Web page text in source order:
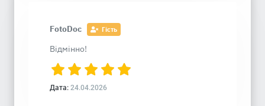
FotoDoc Гість
Відмінно!
Дата: 24.04.2026